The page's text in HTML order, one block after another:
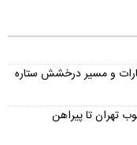
و مسیر درخشش ستاره
تهران تا پیراهن